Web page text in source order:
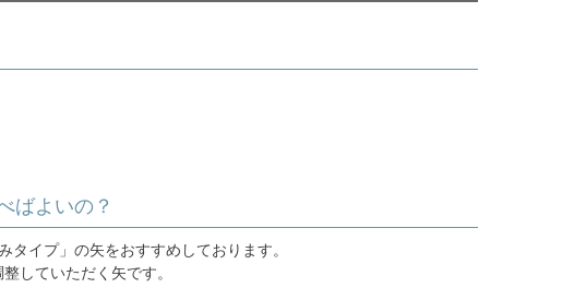
ばよいの？
イプ」の矢をおすすめしております。
していただく矢です。